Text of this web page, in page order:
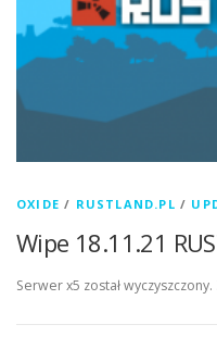
OXIDE / RUSTLAND.PL /
Wipe 18.11.21
Serwer x5 został